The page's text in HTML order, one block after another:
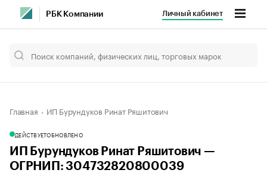
РБК Компании Личный кабинет
Главная ИП Бурундуков Ринат Ряшитович
ДЕЙСТВУЕТОБНОВЛЕНО
ИП Бурундуков Ринат Ряшитович —
ОГРНИП: 304732820800039